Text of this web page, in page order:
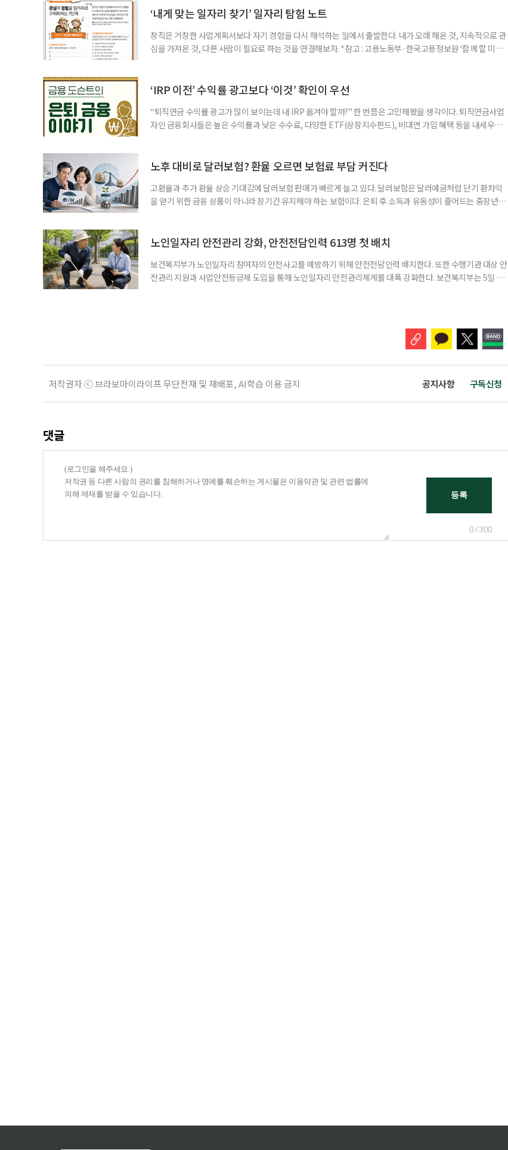
고령층은 825명(33.8%), 80세 이상은 300명(12.3%)으로 집계됐다. 연령별 환자 수
‘내게 맞는 일자리 찾기’ 일자리 탐험 노트
창직은 거창한 사업계획서보다 자기 경험을 다시 해석하는 일에서 출발한다. 내가 오래 해온 것, 지속적으로 관
심을 가져온 것, 다른 사람이 필요로 하는 것을 연결해보자. *참고 : 고용노동부·한국고용정보원 ‘함께 할 미래
2._______________ 3._______________ ▷ 그중 내가 직접 해볼 만
‘IRP 이전’ 수익률 광고보다 ‘이것’ 확인이 우선
“퇴직연금 수익률 광고가 많이 보이는데 내 IRP 옮겨야 할까?” 한 번쯤은 고민해봤을 생각이다. 퇴직연금사업
자인 금융회사들은 높은 수익률과 낮은 수수료, 다양한 ETF(상장지수펀드), 비대면 가입 혜택 등을 내세우며
사들이 내세우는 퇴직연금 수익률은 눈에 잘 들어온다. 하지만 수익률 숫자는 기준에 따라달라질 수 있다.
노후 대비로 달러보험? 환율 오르면 보험료 부담 커진다
고환율과 추가 환율 상승 기대감에 달러보험 판매가 빠르게 늘고 있다. 달러보험은 달러예금처럼 단기 환차익
을 얻기 위한 금융 상품이 아니라 장기간 유지해야 하는 보험이다. 은퇴 후 소득과 유동성이 줄어드는 중장년층
집계됐다. 전년 동기 판매량인 2만2000건의 두 배를 웃도는 수준이다. 달러보험은 보험료를 달러로 내고
노인일자리 안전관리 강화, 안전전담인력 613명 첫 배치
보건복지부가 노인일자리 참여자의 안전사고를 예방하기 위해 안전전담인력 배치한다. 또한 수행기관 대상 안
전관리 지원과 사업안전등급제 도입을 통해 노인일자리 안전관리체계를 대폭 강화한다. 보건복지부는 5일 노
저작권자 ⓒ 브라보마이라이프 무단전재 및 재배포, AI학습 이용 금지 공지사항 구독신청
댓글
0 / 300